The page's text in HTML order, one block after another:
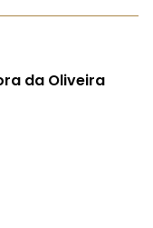
da Oliveira